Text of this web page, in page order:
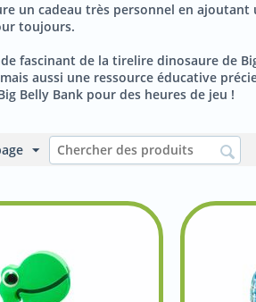
un cadeau très personnel en
toujours.
fascinant de la tirelire dinosaure de
aussi une ressource éducative
Belly Bank pour des heures de jeu !